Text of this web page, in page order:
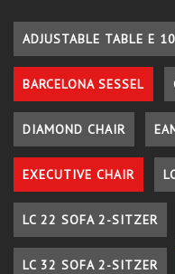
ADJUSTABLE TABLE E
BARCELONA SESSEL
DIAMOND CHAIR
EXECUTIVE CHAIR
LC 22 SOFA 2-SITZER
LC 32 SOFA 2-SITZER